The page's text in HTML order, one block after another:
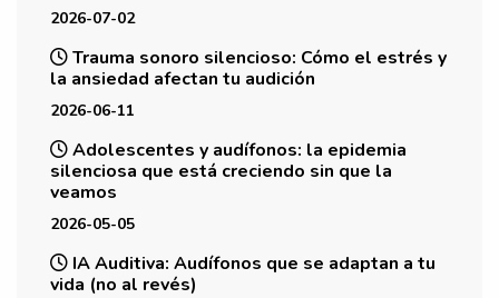
2026-07-02
Trauma sonoro silencioso: Cómo el estrés y
la ansiedad afectan tu audición
2026-06-11
Adolescentes y audífonos: la epidemia
silenciosa que está creciendo sin que la
veamos
2026-05-05
IA Auditiva: Audífonos que se adaptan a tu
vida (no al revés)